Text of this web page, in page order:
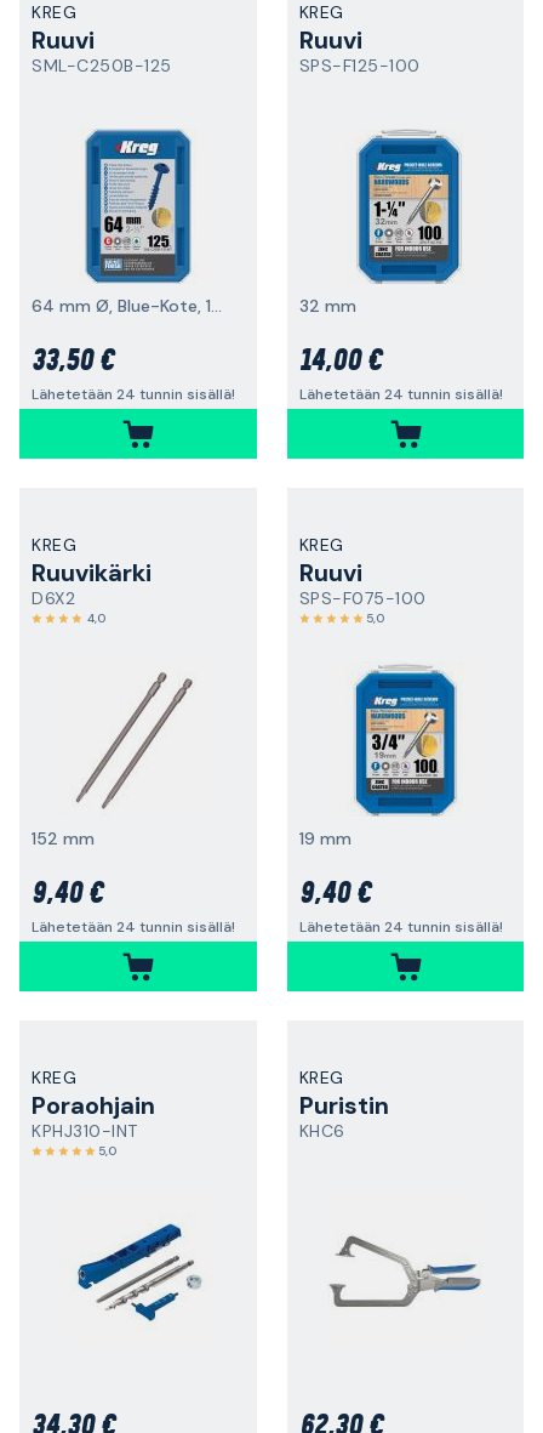
KREG
Ruuvi
SML-C250B-125
64 mm Ø, Blue-Kote, 125-pakkaus
33,50 €
Lähetetään 24 tunnin sisällä!
KREG
Ruuvi
SPS-F125-100
32 mm
14,00 €
Lähetetään 24 tunnin sisällä!
KREG
Ruuvikärki
D6X2
4,0
152 mm
9,40 €
Lähetetään 24 tunnin sisällä!
KREG
Ruuvi
SPS-F075-100
5,0
19 mm
9,40 €
Lähetetään 24 tunnin sisällä!
KREG
Poraohjain
KPHJ310-INT
5,0
KREG
Puristin
KHC6